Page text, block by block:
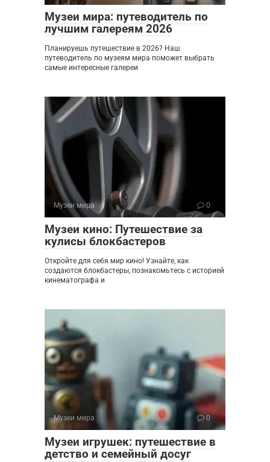
Музеи мира: путеводитель по
лучшим галереям 2026
Планируешь путешествие в 2026? Наш
путеводитель по музеям мира поможет выбрать
самые интересные галереи
Музеи мира 0
Музеи кино: Путешествие за
кулисы блокбастеров
Откройте для себя мир кино! Узнайте, как
создаются блокбастеры, познакомьтесь с историей
кинематографа и
Музеи мира 0
Музеи игрушек: путешествие в
детство и семейный досуг